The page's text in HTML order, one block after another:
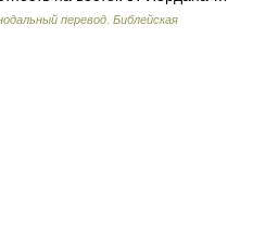
перевод. Библейская